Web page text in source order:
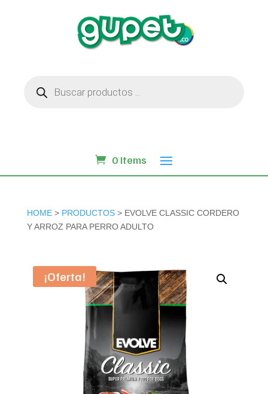
productos
0 Items
HOME> PRODUCTOS> EVOLVE CLASSIC CORDERO
Y ARROZ PARA PERRO ADULTO
¡Oferta!